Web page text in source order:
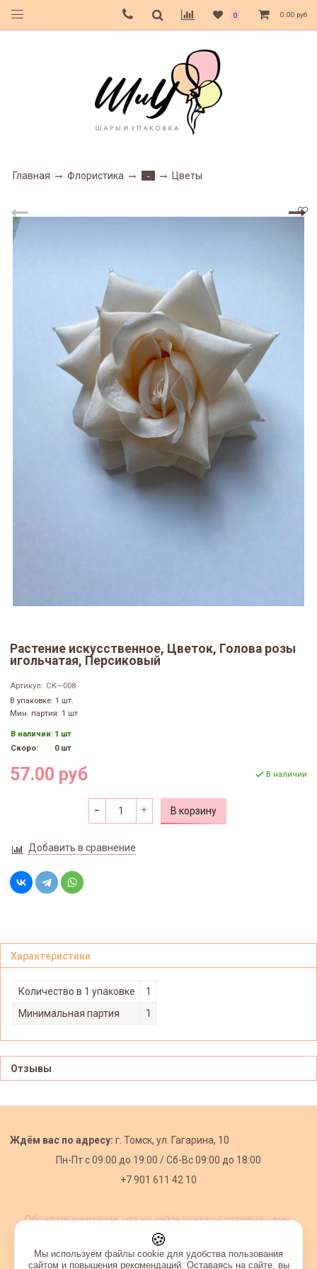
0 0.00 руб
Главная Флористика - Цветы
Растение искусственное, Цветок, Голова розы
игольчатая, Персиковый
Артикул: СК—008
В упаковке: 1 шт.
Мин. партия: 1 шт
В наличии: 1 шт
Скоро:
0 шт
57.00 руб В наличии
В корзину
Добавить в сравнение
Характеристики
Количество в 1 упаковке
1
Минимальная партия
1
Отзывы
Ждём вас по адресу: г. Томск, ул. Гагарина, 10
Пн-Пт с09:00 до 19:00 /Сб-Вс 09:00 до 18:00
+7 901 611 42 10
Обратите внимание, что на сайте указаны оптовые цены,
🍪
Мы используем файлы cookie для удобства пользования
сайтом и повышения рекомендаций. Оставаясь на сайте, вы